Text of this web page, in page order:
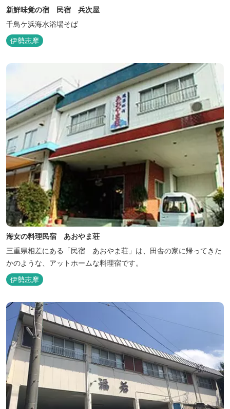
新鮮味覚の宿 民宿 兵次屋
千鳥ケ浜海水浴場そば
伊勢志摩
海女の料理民宿 あおやま荘
三重県相差にある「民宿 あおやま荘」は、田舎の家に帰ってきた
かのような、アットホームな料理宿です。
伊勢志摩